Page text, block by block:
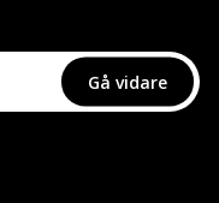
Gå vidare